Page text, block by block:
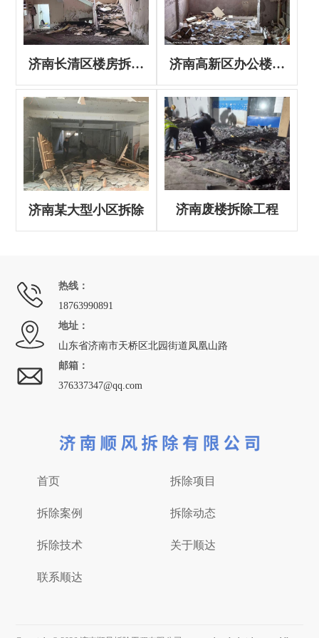
济南长清区楼房拆除
工程
济南高新区办公楼拆
除案例
济南某大型小区拆除 济南废楼拆除工程
热线：
18763990891
地址：
山东省济南市天桥区北园街道凤凰山路
邮箱：
376337347@qq.com
首页 拆除项目
拆除案例 拆除动态
拆除技术 关于顺达
联系顺达